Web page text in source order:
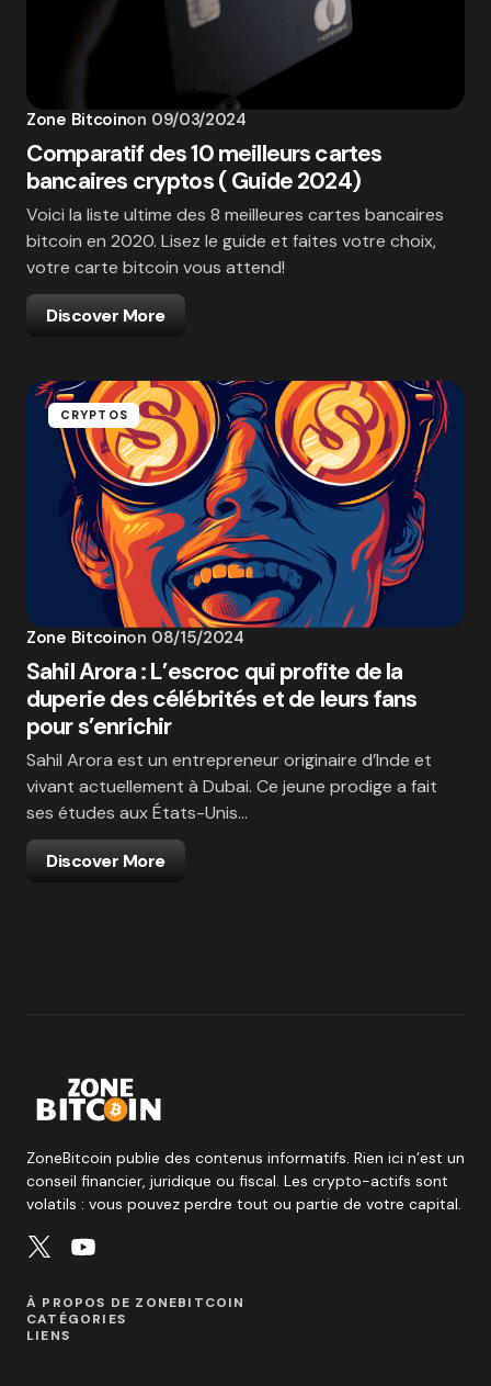
Zone Bitcoinon 09/03/2024
Comparatif des 10 meilleurs cartes
bancaires cryptos ( Guide 2024)
Voici la liste ultime des 8 meilleures cartes bancaires
bitcoin en 2020. Lisez le guide et faites votre choix,
votre carte bitcoin vous attend!
Discover More
CRYPTOS
Zone Bitcoinon 08/15/2024
Sahil Arora : L’escroc qui profite de la
duperie des célébrités et de leurs fans
pour s’enrichir
Sahil Arora est un entrepreneur originaire d’Inde et
vivant actuellement à Dubai. Ce jeune prodige a fait
ses études aux États-Unis…
Discover More
ZoneBitcoin publie des contenus informatifs. Rien ici n’est un
conseil financier, juridique ou fiscal. Les crypto-actifs sont
volatils : vous pouvez perdre tout ou partie de votre capital.
À PROPOS DE ZONEBITCOIN
CATÉGORIES
LIENS